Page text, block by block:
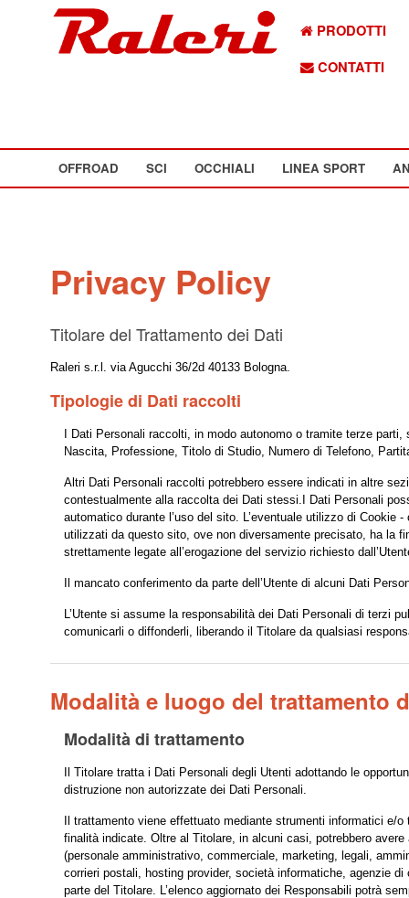
PRODOTTI
CONTATTI
OFFROAD SCI OCCHIALI LINEA SPORT
Privacy Policy
Titolare del Trattamento dei Dati
Raleri s.r.l. via Agucchi 36/2d 40133 Bologna.
Tipologie di Dati raccolti
I Dati Personali raccolti, in modo autonomo o tramite terze
Nascita, Professione, Titolo di Studio, Numero di Telefono,
Altri Dati Personali raccolti potrebbero essere indicati in altre
contestualmente alla raccolta dei Dati stessi.I Dati Personali
automatico durante l’uso del sito. L’eventuale utilizzo di
utilizzati da questo sito, ove non diversamente precisato, ha la
strettamente legate all’erogazione del servizio richiesto
Il mancato conferimento da parte dell’Utente di alcuni Dati
L’Utente si assume la responsabilità dei Dati Personali di terzi
comunicarli o diffonderli, liberando il Titolare da qualsiasi
Modalità e luogo del trattamento
Modalità di trattamento
Il Titolare tratta i Dati Personali degli Utenti adottando le
distruzione non autorizzate dei Dati Personali.
Il trattamento viene effettuato mediante strumenti informatici
finalità indicate. Oltre al Titolare, in alcuni casi, potrebbero
(personale amministrativo, commerciale, marketing, legali,
corrieri postali, hosting provider, società informatiche, agenzie
parte del Titolare. L’elenco aggiornato dei Responsabili potrà